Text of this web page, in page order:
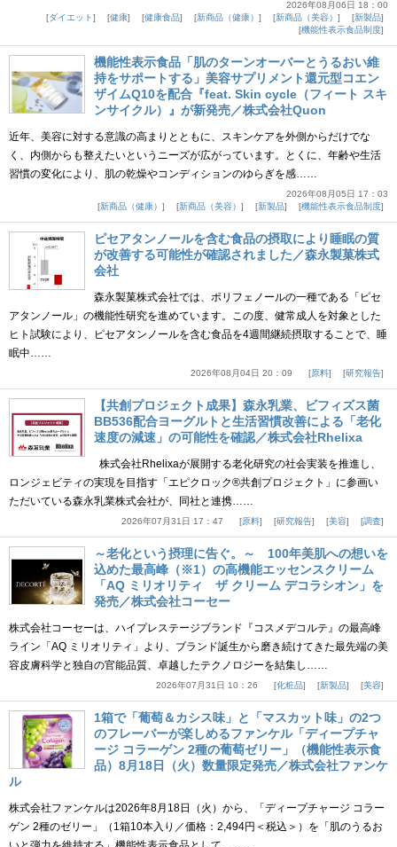
2026年08月06日 18：00
ダイエット
健康 健康食品 新商品（健康） 新商品（美容）
新製品
機能性表示食品制度
機能性表示食品「肌のターンオーバーとうるおい維
持をサポートする」美容サプリメント還元型コエン
ザイムQ10を配合『feat. Skin cycle（フィート スキ
ンサイクル）』が新発売／株式会社Quon
近年、美容に対する意識の高まりとともに、スキンケアを外側からだけでな
く、内側からも整えたいというニーズが広がっています。とくに、年齢や生活
習慣の変化により、肌の乾燥やコンディションのゆらぎを感……
2026年08月05日 17：03
新商品（健康）
新商品（美容） 新製品 機能性表示食品制度
ピセアタンノールを含む食品の摂取により睡眠の質
が改善する可能性が確認されました／森永製菓株式
会社
森永製菓株式会社では、ポリフェノールの一種である「ピセ
アタンノール」の機能性研究を進めています。この度、健常成人を対象とした
ヒト試験により、ピセアタンノールを含む食品を4週間継続摂取することで、睡
眠中……
2026年08月04日 20：09 原料 研究報告
【共創プロジェクト成果】森永乳業、ビフィズス菌
BB536配合ヨーグルトと生活習慣改善による「老化
速度の減速」の可能性を確認／株式会社Rhelixa
株式会社Rhelixaが展開する老化研究の社会実装を推進し、
ロンジェビティの実現を目指す「エピクロック®共創プロジェクト」に参画い
ただいている森永乳業株式会社が、同社と連携……
2026年07月31日 17：47 原料 研究報告 美容 調査
～老化という摂理に告ぐ。～ 100年美肌への想いを
込めた最高峰（※1）の高機能エッセンスクリーム
「AQ ミリオリティ ザ クリーム デコラシオン」を
発売／株式会社コーセー
株式会社コーセーは、ハイプレステージブランド『コスメデコルテ』の最高峰
ライン「AQ ミリオリティ」より、ブランド誕生から磨き続けてきた最先端の美
容皮膚科学と独自の官能品質、卓越したテクノロジーを結集し……
2026年07月31日 10：26 化粧品 新製品 美容
1箱で「葡萄＆カシス味」と「マスカット味」の2つ
のフレーバーが楽しめるファンケル「ディープチャ
ージ コラーゲン 2種の葡萄ゼリー」（機能性表示食
品）8月18日（火）数量限定発売／株式会社ファンケ
ル
株式会社ファンケルは2026年8月18日（火）から、「ディープチャージ コラー
ゲン 2種のゼリー」（1箱10本入り／価格：2,494円＜税込＞）を「肌のうるお